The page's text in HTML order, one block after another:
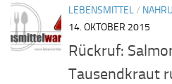
LEBENSMITTEL/
14. OKTOBER 2015
Rückruf:
Tausendkraut